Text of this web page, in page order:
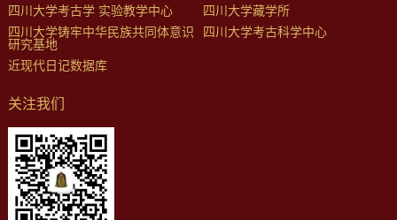
四川大学考古学 实验教学中心
四川大学藏学所
四川大学铸牢中华民族共同体意识
研究基地
四川大学考古科学中心
近现代日记数据库
关注我们